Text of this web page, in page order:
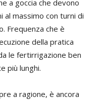
a goccia che devono
massimo con turni di
Frequenza che è
della pratica
le fertirrigazione ben
più lunghi.
a ragione, è ancora